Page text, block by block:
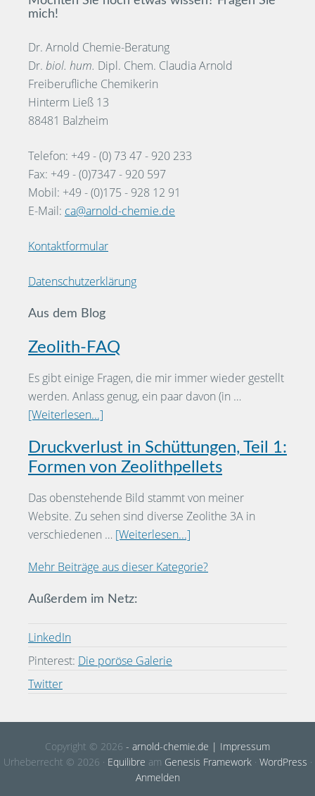
mich!
Dr. Arnold Chemie-Beratung
Dr. biol. hum. Dipl. Chem. Claudia Arnold
Freiberufliche Chemikerin
Hinterm Ließ 13
88481 Balzheim
Telefon: +49 - (0) 73 47 - 920 233
Fax: +49 - (0)7347 - 920 597
Mobil: +49 - (0)175 - 928 12 91
E-Mail: ca@arnold-chemie.de
Kontaktformular
Datenschutzerklärung
Aus dem Blog
Zeolith-FAQ
Es gibt einige Fragen, die mir immer wieder gestellt
werden. Anlass genug, ein paar davon (in …
[Weiterlesen...]
Druckverlust in Schüttungen, Teil 1:
Formen von Zeolithpellets
Das obenstehende Bild stammt von meiner
Website. Zu sehen sind diverse Zeolithe 3A in
verschiedenen … [Weiterlesen...]
Mehr Beiträge aus dieser Kategorie?
Außerdem im Netz:
LinkedIn
Pinterest: Die poröse Galerie
Twitter
Copyright © 2026 - arnold-chemie.de | Impressum
Urheberrecht © 2026 · Equilibre am Genesis Framework· WordPress ·
Anmelden